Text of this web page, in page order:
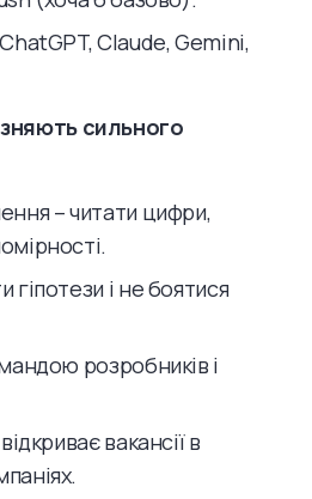
Claude, Gemini,
сильного
– читати цифри,
гіпотези і не боятися
розробників і
вакансії в